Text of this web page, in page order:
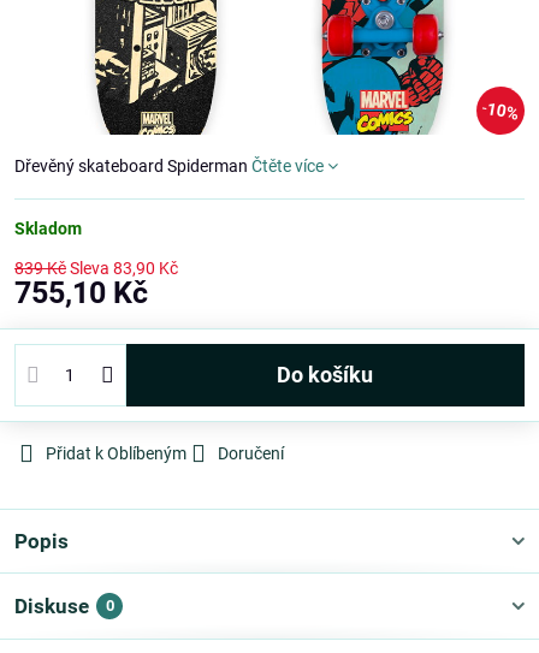
10%
Dřevěný skateboard Spiderman Čtěte více
Skladom
839 KčSleva 83,90 Kč
755,10 Kč
Do košíku
Přidat k Oblíbeným Doručení
Popis
Diskuse 0